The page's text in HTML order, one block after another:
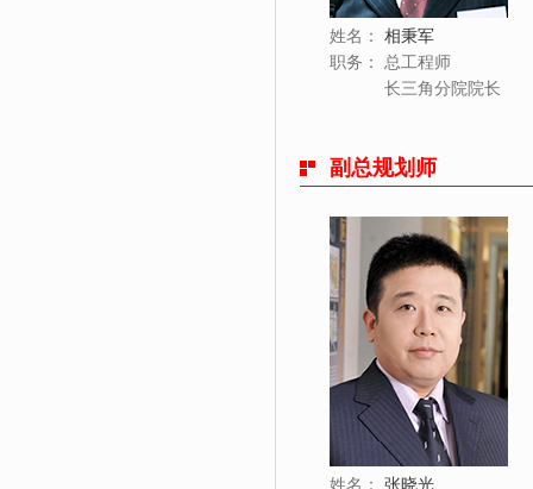
姓名：
职务：
相秉军
总工程师
长三角分院院长
副总规划师
姓名：
张晓光